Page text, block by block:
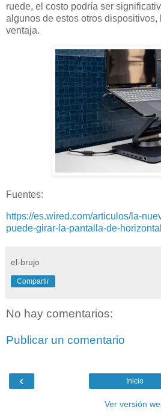
ruede, el costo podría ser
algunos de estos otros dispositivos,
ventaja.
Fuentes:
https://es.wired.com/articulos/la-
puede-girar-la-pantalla-de-
el-brujo
Compartir
No hay comentarios:
Publicar un comentario
‹ Inicio
Ver versión